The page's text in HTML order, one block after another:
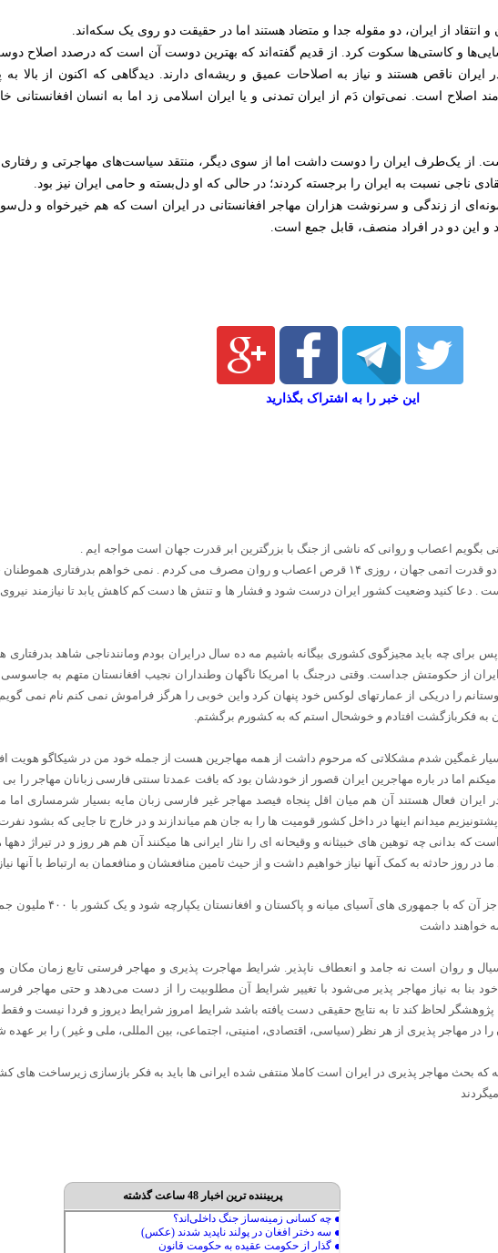
انتقاد از ایران، دو مقوله جدا و متضاد هستند اما در حقیقت دو روی یک سکه‌اند.
و کاستی‌ها سکوت کرد. از قدیم گفته‌اند که بهترین دوست آن است که درصدد اصلاح
ناقص هستند و نیاز به اصلاحات عمیق و ریشه‌ای دارند. دیدگاهی که اکنون از بالا به
اصلاح است. نمی‌توان دَم از ایران تمدنی و یا ایران اسلامی زد اما به انسان افغانستانی
از یک‌طرف ایران را دوست داشت اما از سوی دیگر، منتقد سیاست‌های مهاجرتی و رفتاری
ناجی نسبت به ایران را برجسته کردند؛ در حالی که او دل‌بسته و حامی ایران نیز بود.
از زندگی و سرنوشت هزاران مهاجر افغانستانی در ایران است که هم خیرخواه و
و این دو در افراد منصف، قابل جمع است.
این خبر را به اشتراک بگذارید
بگویم اعصاب و روانی که ناشی از جنگ با بزرگترین ابر قدرت جهان است مواجه ایم .
خود من کارم بجایی رسید که از فشار روانی و تنش با دو قدرت اتمی جهان ، روزی ۱۴ قرص اعصاب و روان مصرف می کردم . نمی خواهم
. دعا کنید وضعیت کشور ایران درست شود و فشار ها و تنش ها دست کم کاهش یابد تا نیازمند نیروی
برای چه باید مجیزگوی کشوری بیگانه باشیم مه ده سال درایران بودم ومانندناجی شاهد بدرفتاری
از حکومتش جداست. وقتی درجنگ با امریکا ناگهان وطنداران نجیب افغانستان متهم به
را دریکی از عمارتهای لوکس خود پنهان کرد واین خوبی را هرگز فراموش نمی کنم نام نمی
فکربازگشت افتادم و خوشحال استم که به کشورم برگشتم.
غمگین شدم مشکلاتی که مرحوم داشت از همه مهاجرین هست از جمله خود من در شیکاگو هویت
اما در باره مهاجرین ایران قصور از خودشان بود که بافت عمدتا سنتی فارسی زبانان مهاجر را
در ایران فعال هستند آن هم میان اقل پنجاه فیصد مهاجر غیر فارسی زبان مایه بسیار شرمساری
میدانم اینها در داخل کشور قومیت ها را به جان هم میاندازند و در خارج تا جایی که بشود
که بدانی چه توهین های خبیثانه و وقیحانه ای را نثار ایرانی ها میکنند آن هم هر روز و در تیراژ دهها
در روز حادثه به کمک آنها نیاز خواهیم داشت و از حیث تامین منافعشان و منافعمان به ارتباط با آنها
خواهند داشت
و روان است نه جامد و انعطاف ناپذیر. شرایط مهاجرت پذیری و مهاجر فرستی تابع زمان مکان
بنا به نیاز مهاجر پذیر می‌شود با تغییر شرایط آن مطلوبیت را از دست می‌دهد و حتی مهاجر
لحاظ کند تا به نتایج حقیقی دست یافته باشد شرایط امروز شرایط دیروز و فردا نیست و
در مهاجر پذیری از هر نظر (سیاسی، اقتصادی، امنیتی، اجتماعی، بین المللی، ملی و غیر ) را بر عهده
بحث مهاجر پذیری در ایران است کاملا منتفی شده ایرانی ها باید به فکر بازسازی زیرساخت های
پربیننده ترین اخبار 48 ساعت گذشته